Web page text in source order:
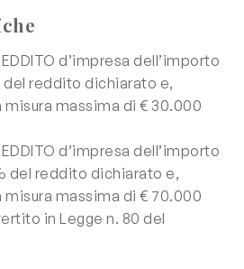
d’impresa dell’importo
reddito dichiarato e,
misura massima di € 30.000
d’impresa dell’importo
del reddito dichiarato e,
misura massima di € 70.000
in Legge n. 80 del